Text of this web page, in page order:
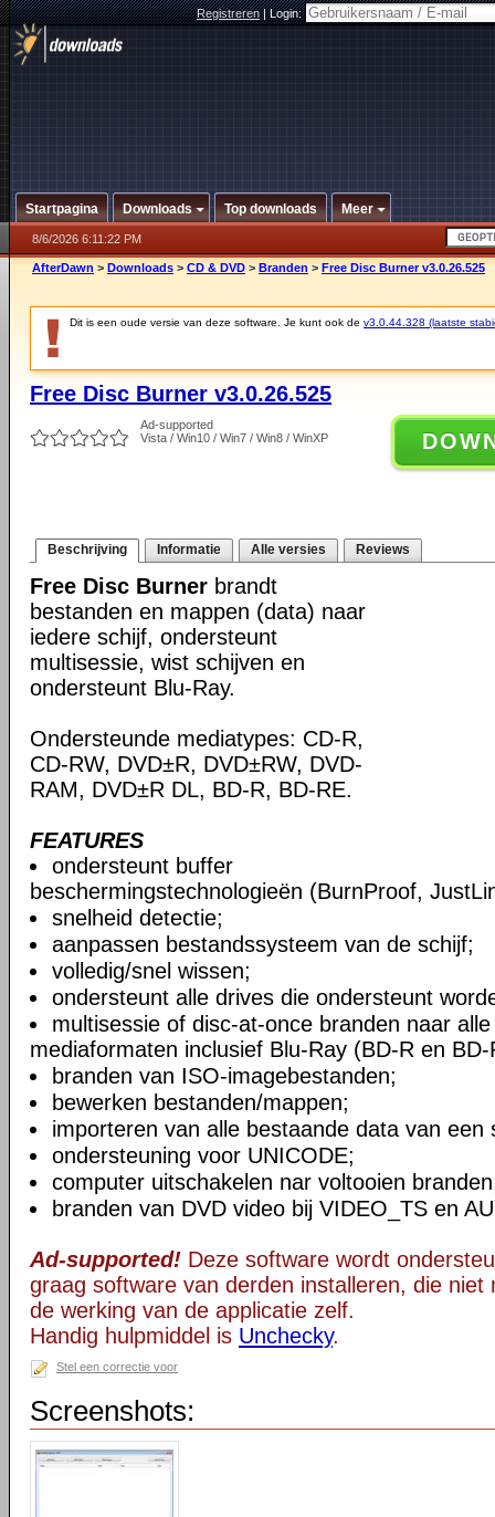
Registreren|Login:
Startpagina Downloads Top downloads Meer
8/6/2026 6:11:22 PM
AfterDawn > Downloads > CD & DVD > Branden > Free Disc Burner v3.0.26.525
Dit is een oude versie van deze software. Je kunt ook de v3.0.44.328 (laatste
Free Disc Burner v3.0.26.525
Ad-supported
Vista / Win10 / Win7 / Win8 / WinXP
Beschrijving Informatie Alle versies Reviews
Free Disc Burner brandt
bestanden en mappen (data) naar
iedere schijf, ondersteunt
multisessie, wist schijven en
ondersteunt Blu-Ray.
Ondersteunde mediatypes: CD-R,
CD-RW, DVD±R, DVD±RW, DVD-
RAM, DVD±R DL, BD-R, BD-RE.
FEATURES
ondersteunt buffer
beschermingstechnologieën (BurnProof,
snelheid detectie;
aanpassen bestandssysteem van de schijf;
volledig/snel wissen;
ondersteunt alle drives die ondersteunt
multisessie of disc-at-once branden naar
mediaformaten inclusief Blu-Ray (BD-R en BD-
branden van ISO-imagebestanden;
bewerken bestanden/mappen;
importeren van alle bestaande data van een
ondersteuning voor UNICODE;
computer uitschakelen nar voltooien
branden van DVD video bij VIDEO_TS en
Ad-supported! Deze software wordt
graag software van derden installeren, die niet
de werking van de applicatie zelf.
Handig hulpmiddel is Unchecky.
Stel een correctie voor
Screenshots: